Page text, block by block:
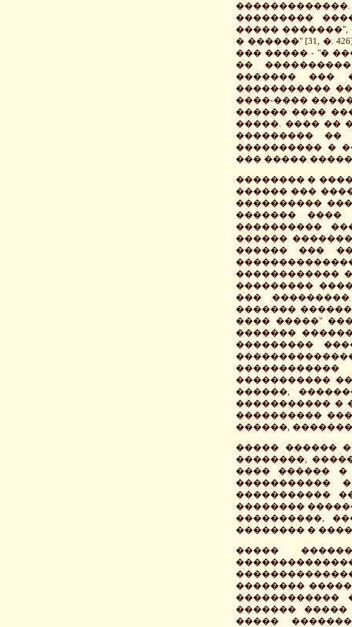
���������
�����
� ������" [31, �.
��� ����� - "�
��
������� ���
�����������
����-����
������ ����
�����. ���� ��
��������� ��
���������� �
��� �����
�������� �
������ ���
����������
������� ����
����������
������
������ ���
������������
���������
���
�������
���� �����"
�������
���������
�����������
������,
����������� �
����������
������,
����� ������
��������,
���� ������ �
�����������
�����������
��������
����������,
�������� �
�����
��������
������������
�������
�����